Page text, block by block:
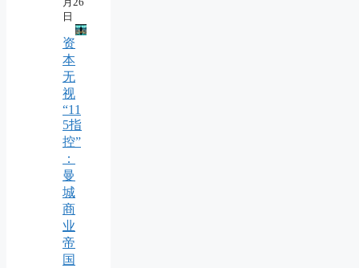
日
资
本
无
视
“11
5指
控”
：
曼
城
商
业
帝
国